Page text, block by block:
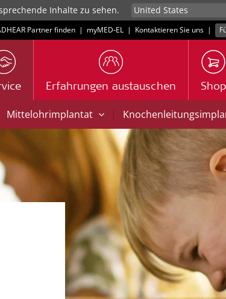
Inhalte zu sehen.
Partner finden | myMED‑EL | Kontaktieren Sie uns |
Erfahrungen austauschen Shop
Mittelohrimplantat |